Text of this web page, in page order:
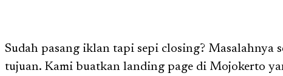
Sudah pasang iklan tapi sepi closing? Masalahnya
tujuan. Kami buatkan landing page di Mojokerto